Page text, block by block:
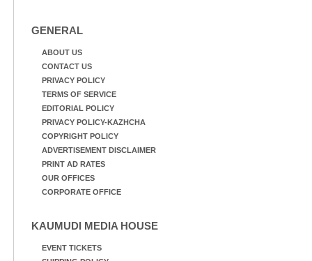
GENERAL
ABOUT US
CONTACT US
PRIVACY POLICY
TERMS OF SERVICE
EDITORIAL POLICY
PRIVACY POLICY-KAZHCHA
COPYRIGHT POLICY
ADVERTISEMENT DISCLAIMER
PRINT AD RATES
OUR OFFICES
CORPORATE OFFICE
KAUMUDI MEDIA HOUSE
EVENT TICKETS